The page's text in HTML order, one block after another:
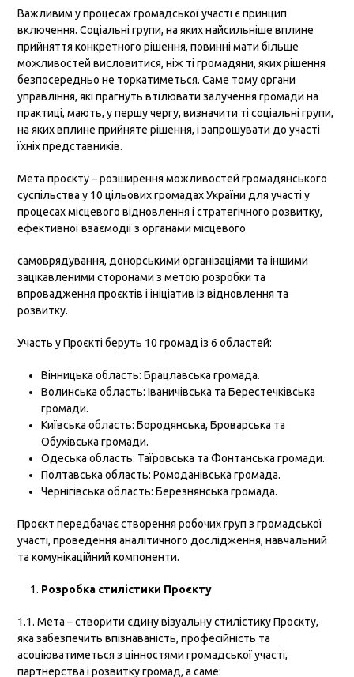
Важливим у процесах громадської участі є принцип
включення. Соціальні групи, на яких найсильніше вплине
прийняття конкретного рішення, повинні мати більше
можливостей висловитися, ніж ті громадяни, яких рішення
безпосередньо не торкатиметься. Саме тому органи
управління, які прагнуть втілювати залучення громади на
практиці, мають, у першу чергу, визначити ті соціальні групи,
на яких вплине прийняте рішення, і запрошувати до участі
їхніх представників.
Мета проєкту – розширення можливостей громадянського
суспільства у 10 цільових громадах України для участі у
процесах місцевого відновлення і стратегічного розвитку,
ефективної взаємодії з органами місцевого
самоврядування, донорськими організаціями та іншими
зацікавленими сторонами з метою розробки та
впровадження проєктів і ініціатив із відновлення та
розвитку.
Участь у Проєкті беруть 10 громад із 6 областей:
Вінницька область: Брацлавська громада.
Волинська область: Іваничівська та Берестечківська
громади.
Київська область: Бородянська, Броварська та
Обухівська громади.
Одеська область: Таїровська та Фонтанська громади.
Полтавська область: Ромоданівська громада.
Чернігівська область: Березнянська громада.
Проєкт передбачає створення робочих груп з громадської
участі, проведення аналітичного дослідження, навчальний
та комунікаційний компоненти.
Розробка стилістики Проєкту
1.1. Мета – створити єдину візуальну стилістику Проєкту,
яка забезпечить впізнаваність, професійність та
асоціюватиметься з цінностями громадської участі,
партнерства і розвитку громад,а саме: